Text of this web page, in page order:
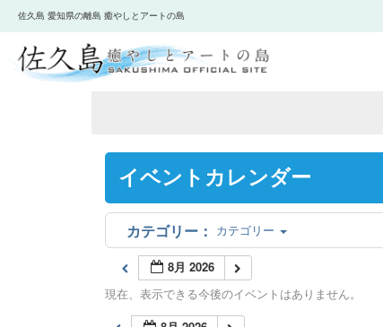
佐久島 愛知県の離島 癒やしとアートの島
イベントカレンダー
カテゴリー
8月 2026
現在、表示できる今後のイベントはありません。